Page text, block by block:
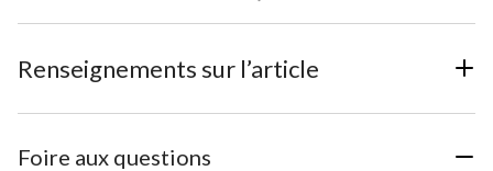
Renseignements sur l’article
Foire aux questions